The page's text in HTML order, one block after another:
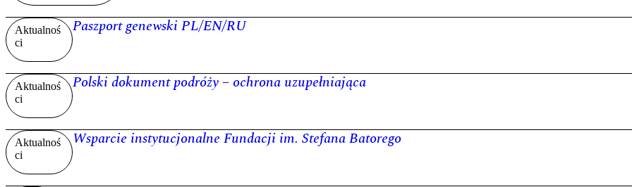
Aktualnoś
ci
Paszport genewski PL/EN/RU
Aktualnoś
ci
Polski dokument podróży – ochrona uzupełniająca
Aktualnoś
ci
Wsparcie instytucjonalne Fundacji im. Stefana Batorego